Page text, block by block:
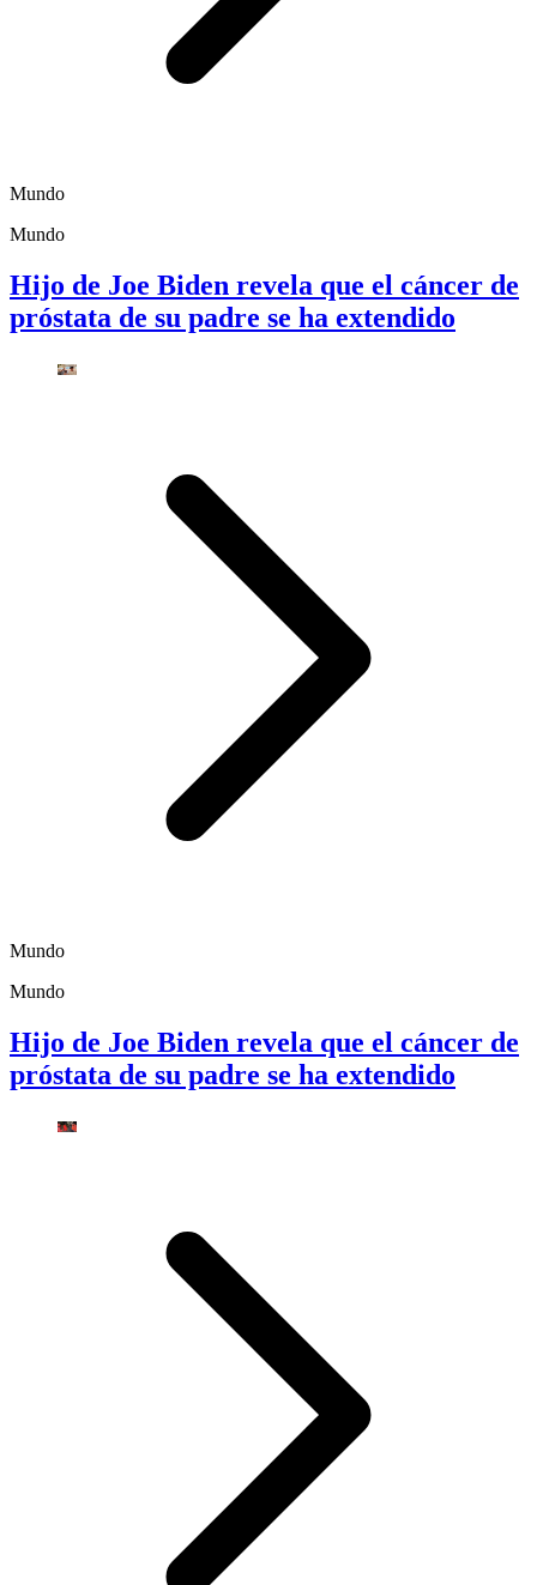
Mundo
Mundo
Hijo de Joe Biden revela que el cáncer de
próstata de su padre se ha extendido
Mundo
Mundo
Hijo de Joe Biden revela que el cáncer de
próstata de su padre se ha extendido